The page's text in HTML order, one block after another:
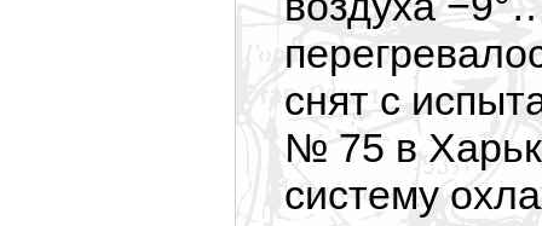
снят с
№ 75 в
систему